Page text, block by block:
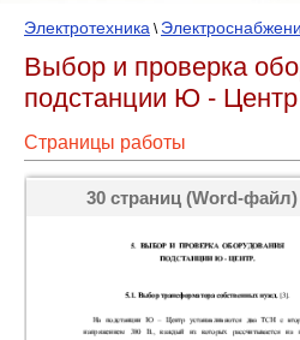
Электротехника \
Выбор и проверка
подстанции Ю - Центр
Страницы работы
30 страниц (Word-файл)